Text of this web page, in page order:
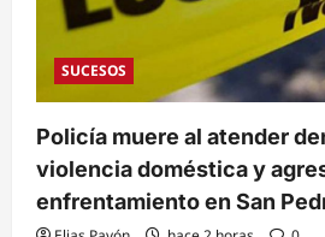
SUCESOS
Policía muere al atender
violencia doméstica y
enfrentamiento en San